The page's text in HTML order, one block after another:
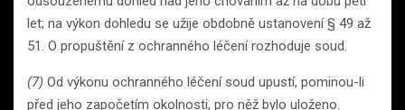
let; na výkon dohledu se užije obdobně ustanovení § 49 až
51. O propuštění z ochranného léčení rozhoduje soud.
(7) Od výkonu ochranného léčení soud upustí, pominou-li
před jeho započetím okolnosti, pro něž bylo uloženo.